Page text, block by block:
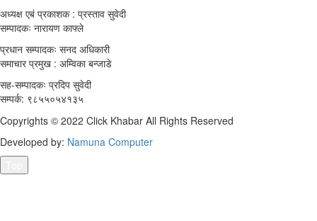
अध्यक्ष एबं प्रकाशक : प्रस्ताव सुवेदी
सम्पादकः नारायण काफ्ले
प्रधान सम्पादकः सनद अधिकारी
समाचार प्रमुख : अम्विका बन्जाडे
सह-सम्पादकः प्रदिप सुवेदी
सम्पर्क: ९८५५०५४१३५
Copyrights © 2022 Click Khabar All Rights Reserved
Developed by: Namuna Computer